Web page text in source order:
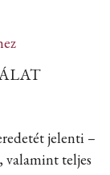
jelenti –
valamint teljes